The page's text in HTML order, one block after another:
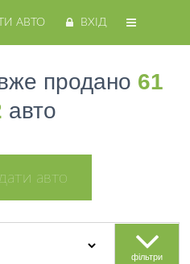
АВТО ВХІД
продано 61
авто
авто
фільтри